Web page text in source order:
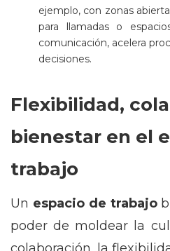
ejemplo, con zonas
para llamadas o
comunicación, acelera
decisiones.
Flexibilidad,
bienestar en el
trabajo
Un espacio de trabajo
poder de moldear la